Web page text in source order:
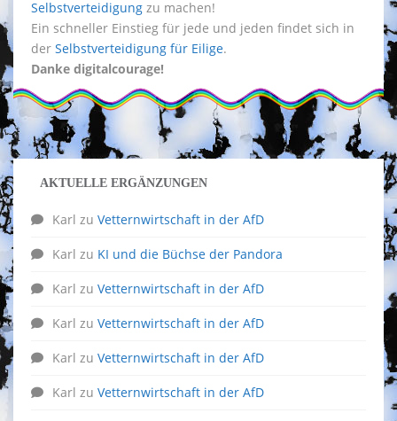
Selbstverteidigung zu machen!
Ein schneller Einstieg für jede und jeden findet sich in
der Selbstverteidigung für Eilige.
Danke digitalcourage!
AKTUELLE ERGÄNZUNGEN
Karl zu Vetternwirtschaft in der AfD
Karl zu KI und die Büchse der Pandora
Karl zu Vetternwirtschaft in der AfD
Karl zu Vetternwirtschaft in der AfD
Karl zu Vetternwirtschaft in der AfD
Karl zu Vetternwirtschaft in der AfD